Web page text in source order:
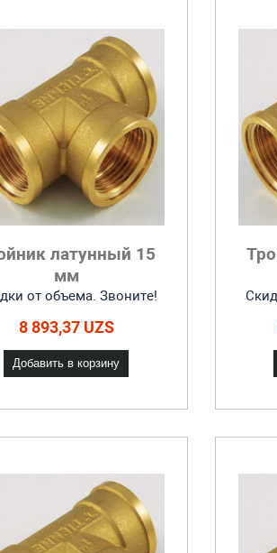
латунный 15
мм
от объема. Звоните!
8 893,37 UZS
Добавить в корзину